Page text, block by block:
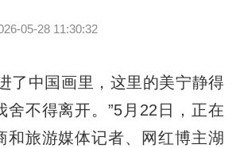
05-28 11:30:32
中国画里，这里的美宁静得
舍不得离开。”5月22日，正在
和旅游媒体记者、网红博主湖